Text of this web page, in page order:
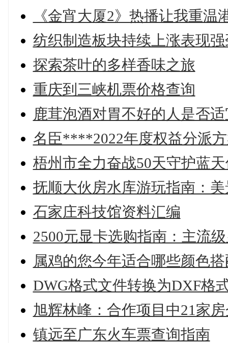
《金宵大厦2》热播让我重温
纺织制造板块持续上涨表现强
探索茶叶的多样香味之旅
重庆到三峡机票价格查询
鹿茸泡酒对胃不好的人是否
名臣****2022年度权益分派
梧州市全力奋战50天守护蓝
抚顺大伙房水库游玩指南：
石家庄科技馆资料汇编
2500元显卡选购指南：主流
属鸡的您今年适合哪些颜色
DWG格式文件转换为DXF格
旭辉林峰：合作项目中21家
镇远至广东火车票查询指南